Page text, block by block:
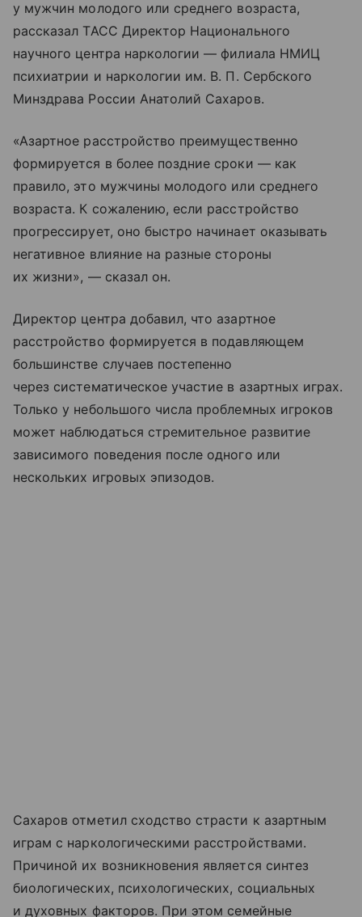
у мужчин молодого или среднего возраста,
рассказал ТАСС Директор Национального
научного центра наркологии — филиала НМИЦ
психиатрии и наркологии им. В. П. Сербского
Минздрава России Анатолий Сахаров.
«Азартное расстройство преимущественно
формируется в более поздние сроки — как
правило, это мужчины молодого или среднего
возраста. К сожалению, если расстройство
прогрессирует, оно быстро начинает оказывать
негативное влияние на разные стороны
их жизни», — сказал он.
Директор центра добавил, что азартное
расстройство формируется в подавляющем
большинстве случаев постепенно
через систематическое участие в азартных играх.
Только у небольшого числа проблемных игроков
может наблюдаться стремительное развитие
зависимого поведения после одного или
нескольких игровых эпизодов.
Сахаров отметил сходство страсти к азартным
играм с наркологическими расстройствами.
Причиной их возникновения является синтез
биологических, психологических, социальных
и духовных факторов. При этом семейные